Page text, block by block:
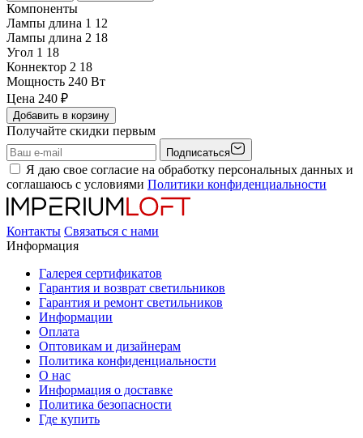
Компоненты
Лампы длина 1 12
Лампы длина 2 18
Угол 1 18
Коннектор 2 18
Мощность 240 Вт
Цена 240 ₽
Добавить в корзину
Получайте скидки первым
Подписаться
Я даю свое согласие на обработку персональных данных и
соглашаюсь с условиями Политики конфиденциальности
Контакты Связаться с нами
Информация
Галерея сертификатов
Гарантия и возврат светильников
Гарантия и ремонт светильников
Информации
Оплата
Оптовикам и дизайнерам
Политика конфиденциальности
О нас
Информация о доставке
Политика безопасности
Где купить